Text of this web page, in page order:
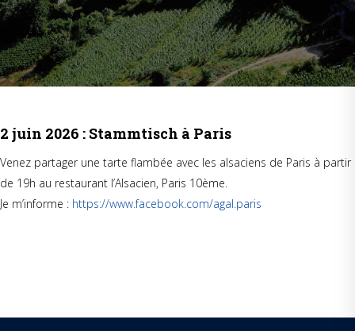
2 juin 2026 : Stammtisch à Paris
Venez partager une tarte flambée avec les alsaciens de Paris à partir
de 19h au restaurant l’Alsacien, Paris 10ème.
Je m’informe : https://www.facebook.com/agal.paris